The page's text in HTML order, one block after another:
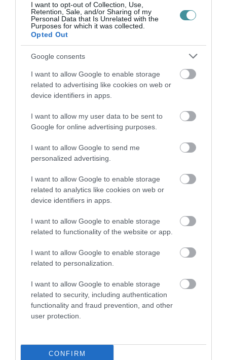
I want to opt-out of Collection, Use,
Retention, Sale, and/or Sharing of my
Personal Data that Is Unrelated with the
Purposes for which it was collected.
Opted Out
Google consents
I want to allow Google to enable storage
related to advertising like cookies on web or
device identifiers in apps.
I want to allow my user data to be sent to
Google for online advertising purposes.
I want to allow Google to send me
personalized advertising.
I want to allow Google to enable storage
related to analytics like cookies on web or
device identifiers in apps.
I want to allow Google to enable storage
related to functionality of the website or app.
I want to allow Google to enable storage
related to personalization.
I want to allow Google to enable storage
related to security, including authentication
functionality and fraud prevention, and other
user protection.
CONFIRM
Legfrissebb híreink
TÍZ ÉVE NEM VOLT ILYEN ALACSONY AZ
2026. augusztus 07|Mindenki ügye
MINDHÁROM ÜTEMBEN DOLGOZNAK A 25-
ÖS FŐÚTON EGERBEN
2026. augusztus 07
HALMENTÉS SZARVASKŐNÉL: ŐSHONOS
Környék ügye
ZÁPOROK, ZIVATAROK KIALAKULHATNAK
2026. augusztus 07